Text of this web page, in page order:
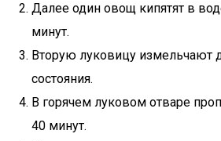
Далее один овощ кипятят в
минут.
Вторую луковицу измельчают
состояния.
В горячем луковом отваре
40 минут.